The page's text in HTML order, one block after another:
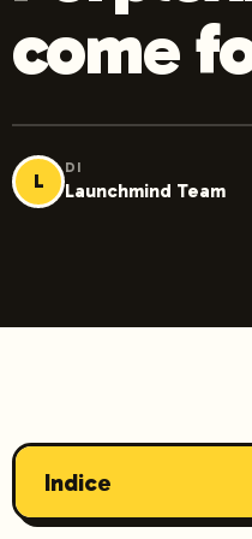
come
L
DI
Launchmind Team
Indice